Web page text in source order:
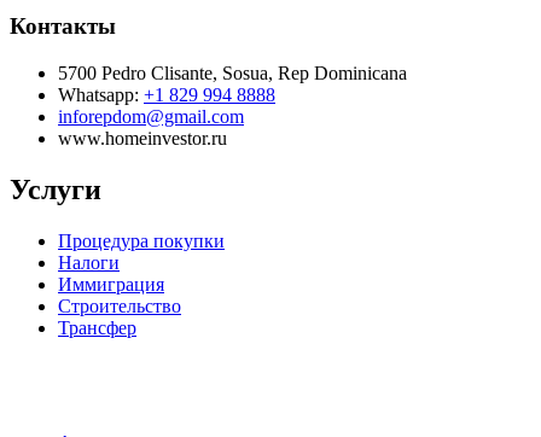
Контакты
5700 Pedro Clisante, Sosua, Rep Dominicana
Whatsapp: +1 829 994 8888
inforepdom@gmail.com
www.homeinvestor.ru
Услуги
Процедура покупки
Налоги
Иммиграция
Строительство
Трансфер